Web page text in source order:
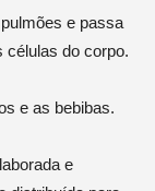
e passa
células do corpo.
e as bebibas.
e